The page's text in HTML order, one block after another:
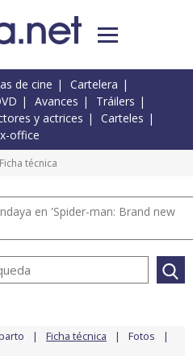
de cine
Cartelera
Avances
Tráilers
y actrices
Carteles
office
técnica
en 'Spider-man: Brand new
Ficha técnica Fotos